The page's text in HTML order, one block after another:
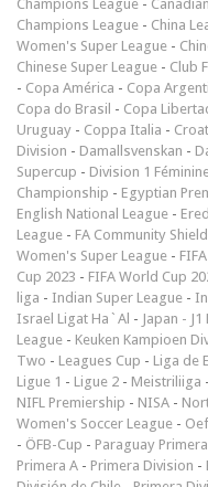
Champions League -
Champions League - China
Women's Super League -
Chinese Super League - Club
- Copa América - Copa
Copa do Brasil - Copa
Uruguay - Coppa Italia -
Division - Damallsvenskan -
Supercup - Division 1
Championship - Egyptian
English National League -
League - FA Community Shield
Women's Super League -
Cup 2023 - FIFA World Cup
liga - Indian Super League -
Israel Ligat Ha`Al - Japan -
League - Keuken Kampioen
Two - Leagues Cup - Liga de
Ligue 1 - Ligue 2 - Meistriliiga -
NIFL Premiership - NISA -
Women's Soccer League -
- ÖFB-Cup - Paraguay
Primera A - Primera Division -